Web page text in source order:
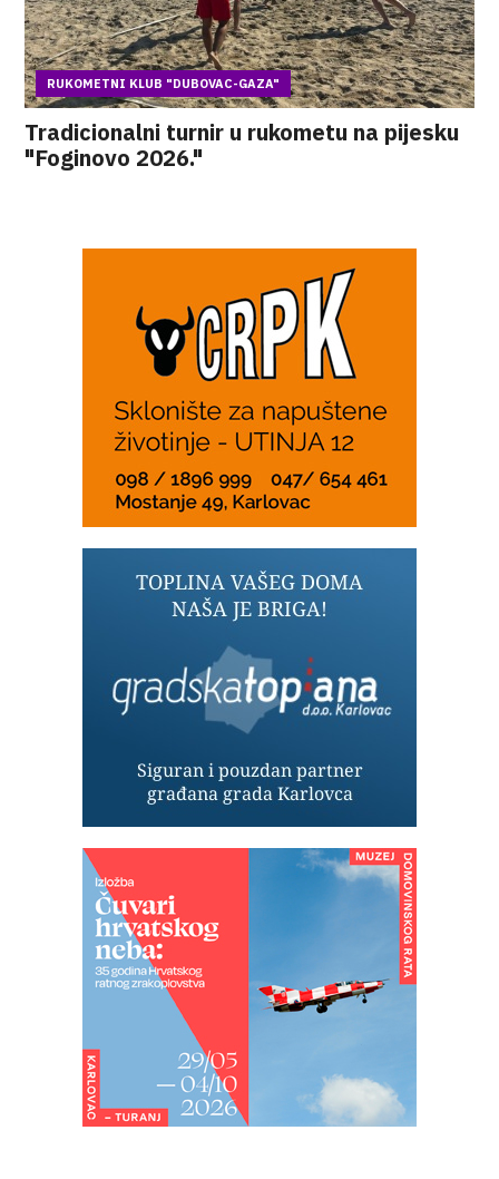
RUKOMETNI KLUB "DUBOVAC-GAZA"
Tradicionalni turnir u rukometu na pijesku
"Foginovo 2026."